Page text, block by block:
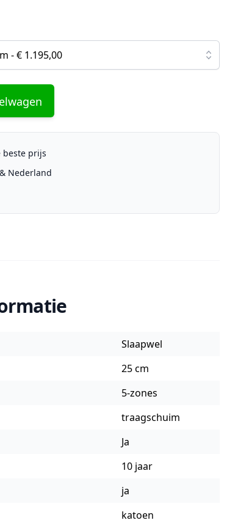
- € 1.195,00
beste prijs
Nederland
Slaapwel
25 cm
5-zones
traagschuim
Ja
10 jaar
ja
katoen